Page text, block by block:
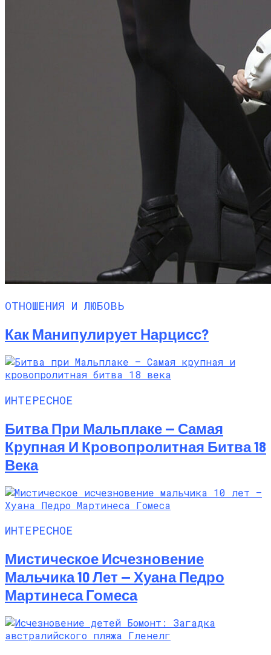
ОТНОШЕНИЯ И ЛЮБОВЬ
Как Манипулирует Нарцисс?
ИНТЕРЕСНОЕ
Битва При Мальплаке — Самая
Крупная И Кровопролитная Битва 18
Века
ИНТЕРЕСНОЕ
Мистическое Исчезновение
Мальчика 10 Лет — Хуана Педро
Мартинеса Гомеса